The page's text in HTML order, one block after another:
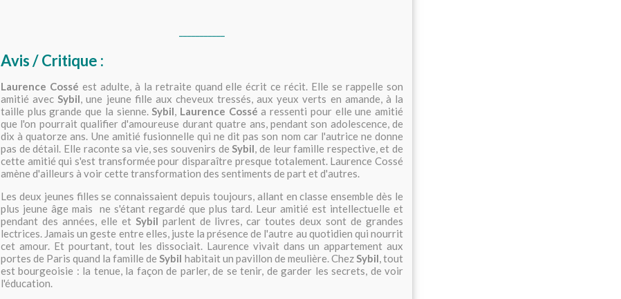
Avis / Critique :
Laurence Cossé est adulte, à la retraite quand elle écrit ce récit. Elle se rappelle son
amitié avecSybil, une jeune fille aux cheveux tressés, aux yeux verts en amande, à la
taille plus grande que la sienne.Sybil, Laurence Cossé a ressenti pour elle une amitié
que l'on pourrait qualifier d'amoureuse durant quatre ans, pendant son adolescence, de
dix à quatorze ans. Une amitié fusionnelle qui ne dit pas son nom car l'autrice ne donne
pas de détail. Elle raconte sa vie, ses souvenirs deSybil, de leur famille respective, et de
cette amitié qui s'est transformée pour disparaître presque totalement. Laurence Cossé
amène d'ailleurs à voir cette transformation des sentiments de part et d'autres.
Les deux jeunes filles se connaissaient depuis toujours, allant en classe ensemble dès le
plus jeune âge mais ne s'étant regardé que plus tard. Leur amitié est intellectuelle et
pendant des années, elle et Sybil parlent de livres, car toutes deux sont de grandes
lectrices. Jamais un geste entre elles, juste la présence de l'autre au quotidien qui nourrit
cet amour. Et pourtant, tout les dissociait. Laurence vivait dans un appartement aux
portes de Paris quand la famille deSybil habitait un pavillon de meulière. ChezSybil, tout
est bourgeoisie : la tenue, la façon de parler, de se tenir, de garder les secrets, de voir
l'éducation.